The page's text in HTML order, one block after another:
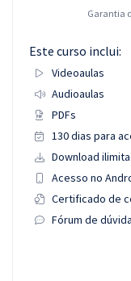
Garantia
Este curso inclui:
Videoaulas
Audioaulas
PDFs
130 dias para
Download
Acesso no
Certificado de
Fórum de